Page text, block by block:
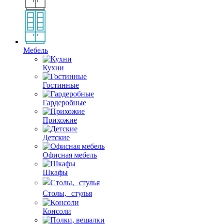
Мебель
Кухни
Гостинные
Гардеробные
Прихожие
Детские
Офисная мебель
Шкафы
Столы, стулья
Консоли